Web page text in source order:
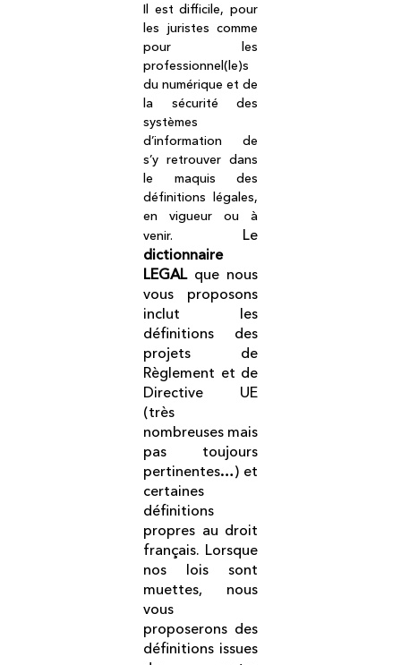
Il est difficile, pour
les juristes comme
pour les
professionnel(le)s
du numérique et de
la sécurité des
systèmes
d’information de
s’y retrouver dans
le maquis des
définitions légales,
en vigueur ou à
venir. Le
dictionnaire
LEGAL que nous
vous proposons
inclut les
définitions des
projets de
Règlement et de
Directive UE
(très
nombreuses mais
pas toujours
pertinentes…) et
certaines
définitions
propres au droit
français. Lorsque
nos lois sont
muettes, nous
vous
proposerons des
définitions issues